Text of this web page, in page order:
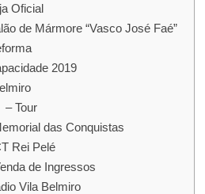
Oficial
de Mármore “Vasco José Faé”
2019
– Tour
das Conquistas
Rei Pelé
de Ingressos
Vila Belmiro